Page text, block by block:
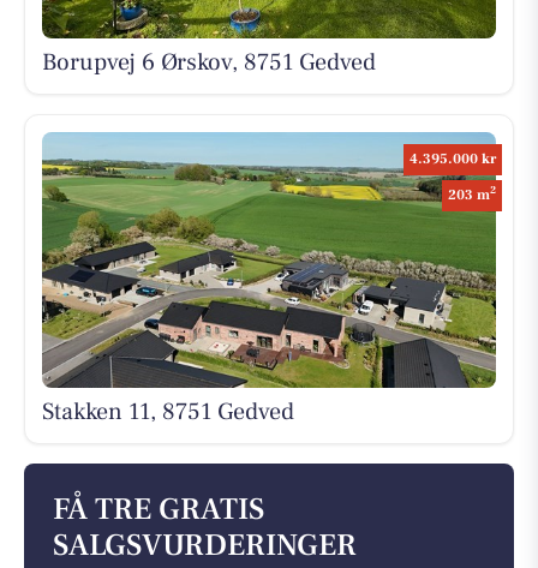
Borupvej 6 Ørskov, 8751 Gedved
4.395.000 kr
203 m2
Stakken 11, 8751 Gedved
FÅ TRE GRATIS
SALGSVURDERINGER